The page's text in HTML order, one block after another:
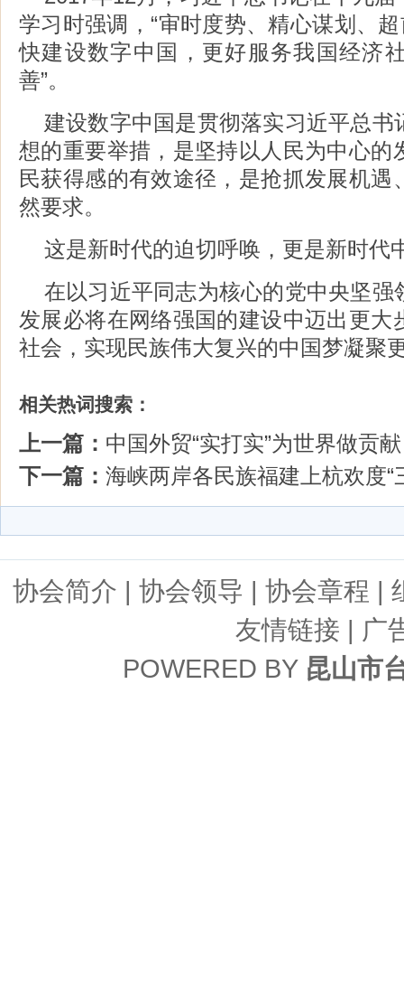
学习时强调，“审时度势、精心谋划、
快建设数字中国，更好服务我国经济
善”。
建设数字中国是贯彻落实习近平总书
想的重要举措，是坚持以人民为中心的
民获得感的有效途径，是抢抓发展机遇
然要求。
这是新时代的迫切呼唤，更是新时代
在以习近平同志为核心的党中央坚强
发展必将在网络强国的建设中迈出更大
社会，实现民族伟大复兴的中国梦凝聚
相关热词搜索：
上一篇： 中国外贸“实打实”为世界做贡献
下一篇： 海峡两岸各民族福建上杭欢度“
协会简介 | 协会领导 | 协会章程 |
友情链接 | 广
POWERED BY 昆山市